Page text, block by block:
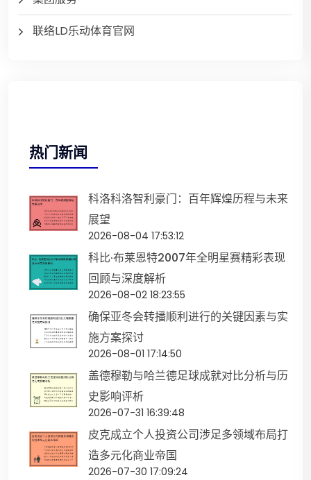
联络LD乐动体育官网
热门新闻
科洛科洛智利豪门：百年辉煌历程与未来
展望
2026-08-04 17:53:12
科比·布莱恩特2007年全明星赛精彩表现
回顾与深度解析
2026-08-02 18:23:55
确保亚冬会转播顺利进行的关键因素与实
施方案探讨
2026-08-01 17:14:50
盖德穆勒与哈兰德足球成就对比分析与历
史影响评析
2026-07-31 16:39:48
皮克成立个人投资公司涉足多领域布局打
造多元化商业帝国
2026-07-30 17:09:24